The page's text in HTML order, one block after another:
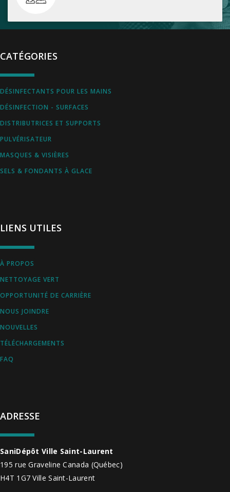
ADRESSE
SaniDépôt Ville Saint-Laurent
195 rue Graveline Canada (Québec)
H4T 1G7Ville Saint-Laurent
CATÉGORIES
DÉSINFECTANTS POUR LES MAINS
DÉSINFECTION - SURFACES
DISTRIBUTRICES ET SUPPORTS
PULVÉRISATEUR
MASQUES & VISIÈRES
SELS & FONDANTS À GLACE
LIENS UTILES
À PROPOS
NETTOYAGE VERT
OPPORTUNITÉ DE CARRIÈRE
NOUS JOINDRE
NOUVELLES
TÉLÉCHARGEMENTS
FAQ